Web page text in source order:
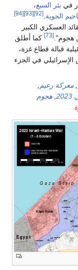
في بئر السبع،
الجوية [92]
[93]
[94]
العسكري الكبير
هجوم". [73]
كما أطلق
قبالة قطاع غزة،
الإسرائيلي في الجزء
معركة رعيم
, هجوم